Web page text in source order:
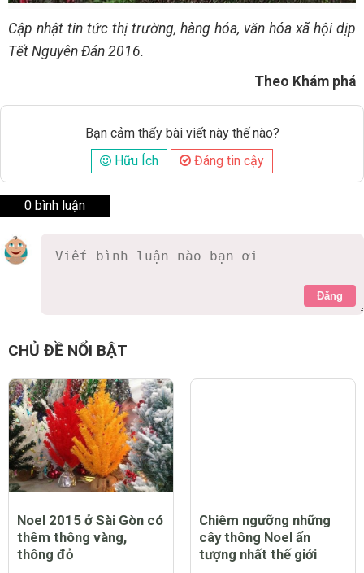
Cập nhật tin tức thị trường, hàng hóa, văn hóa xã hội dịp
Tết Nguyên Đán 2016.
Theo Khám phá
Bạn cảm thấy bài viết này thế nào?
Hữu Ích
Đáng tin cậy
0 bình luận
Đăng
CHỦ ĐỀ NỔI BẬT
Noel 2015 ở Sài Gòn có
thêm thông vàng,
thông đỏ
Chiêm ngưỡng những
cây thông Noel ấn
tượng nhất thế giới